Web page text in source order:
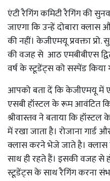
एंटी रैगिंग कमिटी रैगिंग की
जाएगा कि उन्हें दोबारा
की नहीं। केजीएमयू प्रवक्ता
की वजह से आठ एमबीबीएस
वर्ष के स्टूडेंट्स को सस्पेंड किया
आपको बता दें कि केजीएमयू में
एसबी हॉस्टल के रूम आवंटित किए
श्रीवास्तव ने बताया कि
में रखा जाता है। रोजाना गार्ड
क्लास करने भेजे जाते है। क्लास
साथ ही रहते हैं। इसकी वजह से
स्टूडेंट्स के साथ रैगिंग करना